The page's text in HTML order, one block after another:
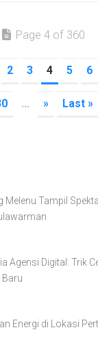
Page 4 of 360
2 3 4 5 6
... » Last »
Melenu Tampil
Agensi Digital: Trik
Baru
Energi di Lokasi